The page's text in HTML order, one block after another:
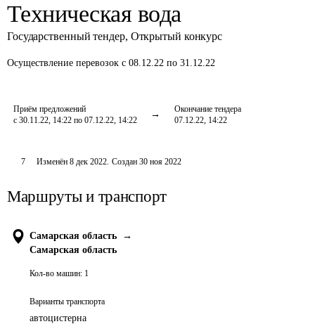
Техническая вода
Государственный тендер, Открытый конкурс
Осуществление перевозок с 08.12.22 по 31.12.22
Приём предложений
с 30.11.22, 14:22 по 07.12.22, 14:22
Окончание тендера
07.12.22, 14:22
7 Изменён 8 дек 2022. Создан 30 ноя 2022
Маршруты и транспорт
Самарская область
→
Самарская область
Кол-во машин: 1
Варианты транспорта
автоцистерна